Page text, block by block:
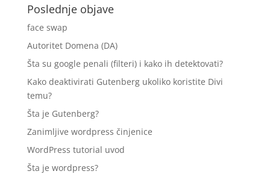
Poslednje objave
face swap
Autoritet Domena (DA)
Šta su google penali (filteri) i kako ih detektovati?
Kako deaktivirati Gutenberg ukoliko koristite Divi
temu?
Šta je Gutenberg?
Zanimljive wordpress činjenice
WordPress tutorial uvod
Šta je wordpress?